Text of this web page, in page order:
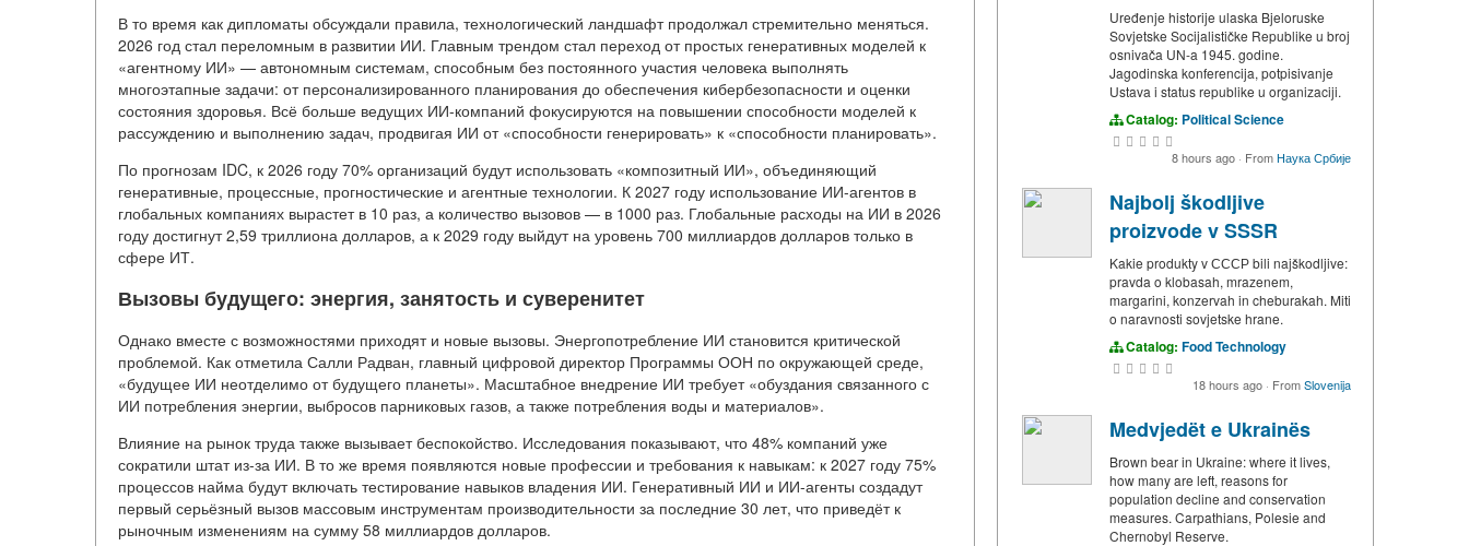
В то время как дипломаты обсуждали правила, технологический ландшафт продолжал стремительно меняться.
2026 год стал переломным в развитии ИИ. Главным трендом стал переход от простых генеративных моделей к
«агентному ИИ» — автономным системам, способным без постоянного участия человека выполнять
многоэтапные задачи: от персонализированного планирования до обеспечения кибербезопасности и оценки
состояния здоровья. Всё больше ведущих ИИ-компаний фокусируются на повышении способности моделей к
рассуждению и выполнению задач, продвигая ИИ от «способности генерировать» к «способности планировать».
По прогнозам IDC, к 2026 году 70% организаций будут использовать «композитный ИИ», объединяющий
генеративные, процессные, прогностические и агентные технологии. К 2027 году использование ИИ-агентов в
глобальных компаниях вырастет в 10 раз, а количество вызовов — в 1000 раз. Глобальные расходы на ИИ в 2026
году достигнут 2,59 триллиона долларов, а к 2029 году выйдут на уровень 700 миллиардов долларов только в
сфере ИТ.
Вызовы будущего: энергия, занятость и суверенитет
Однако вместе с возможностями приходят и новые вызовы. Энергопотребление ИИ становится критической
проблемой. Как отметила Салли Радван, главный цифровой директор Программы ООН по окружающей среде,
«будущее ИИ неотделимо от будущего планеты». Масштабное внедрение ИИ требует «обуздания связанного с
ИИ потребления энергии, выбросов парниковых газов, а также потребления воды и материалов».
Влияние на рынок труда также вызывает беспокойство. Исследования показывают, что 48% компаний уже
сократили штат из-за ИИ. В то же время появляются новые профессии и требования к навыкам: к 2027 году 75%
процессов найма будут включать тестирование навыков владения ИИ. Генеративный ИИ и ИИ-агенты создадут
первый серьёзный вызов массовым инструментам производительности за последние 30 лет, что приведёт к
рыночным изменениям на сумму 58 миллиардов долларов.
Uređenje historije ulaska Bjeloruske
Sovjetske Socijalističke Republike u broj
osnivača UN-a 1945. godine.
Jagodinska konferencija, potpisivanje
Ustava i status republike u organizaciji.
Catalog: Political Science
8 hours ago · FromНаука Србије
Najbolj škodljive
proizvode v SSSR
Kakie produkty v СССР bili najškodljive:
pravda o klobasah, mrazenem,
margarini, konzervah in cheburakah. Miti
o naravnosti sovjetske hrane.
Catalog: Food Technology
18 hours ago · FromSlovenija
Medvjedët e Ukrainës
Brown bear in Ukraine: where it lives,
how many are left, reasons for
population decline and conservation
measures. Carpathians, Polesie and
Chernobyl Reserve.